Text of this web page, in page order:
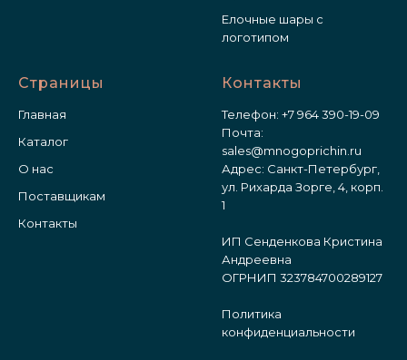
Елочные шары с
логотипом
Страницы
Главная
Каталог
О нас
Поставщикам
Контакты
Контакты
Телефон: +7 964 390-19-09
Почта:
sales@mnogoprichin.ru
Адрес: Санкт-Петербург,
ул. Рихарда Зорге, 4, корп.
1
ИП Сенденкова Кристина
Андреевна
ОГРНИП 323784700289127
Политика
конфиденциальности